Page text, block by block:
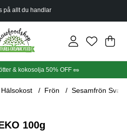
på allt du handlar
Din
.
& kokosolja 50% OFF 🥜
Hälsokost Frön Sesamfrön
100g